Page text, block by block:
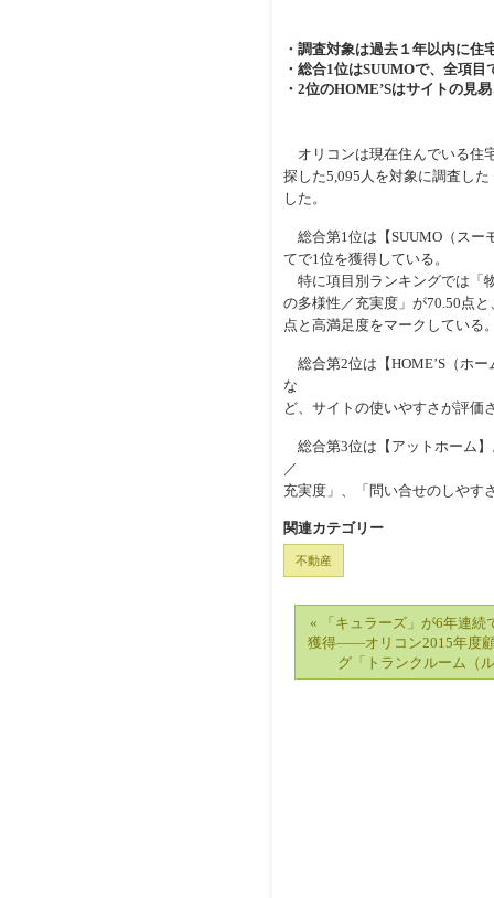
・調査対象は過去１年以内に住
・総合1位はSUUMOで、全項
・2位のHOME’Sはサイトの見
オリコンは現在住んでいる住
探した5,095人を対象に調査し
した。
総合第1位は【SUUMO（スー
てで1位を獲得している。
特に項目別ランキングでは「
の多様性／充実度」が70.50点
点と高満足度をマークしている
総合第2位は【HOME’S（ホ
な
ど、サイトの使いやすさが評価
総合第3位は【アットホーム】
／
充実度」、「問い合せのしやす
関連カテゴリー
不動産
« 「キュラーズ」が6年連続
獲得――オリコン2015年度
グ「トランクルーム（